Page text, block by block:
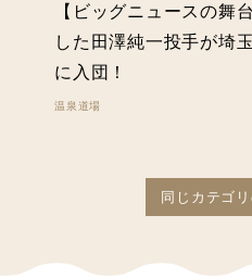
【ビッグニュースの舞
した田澤純一投手が埼
に入団！
温泉道場
同じカテゴ